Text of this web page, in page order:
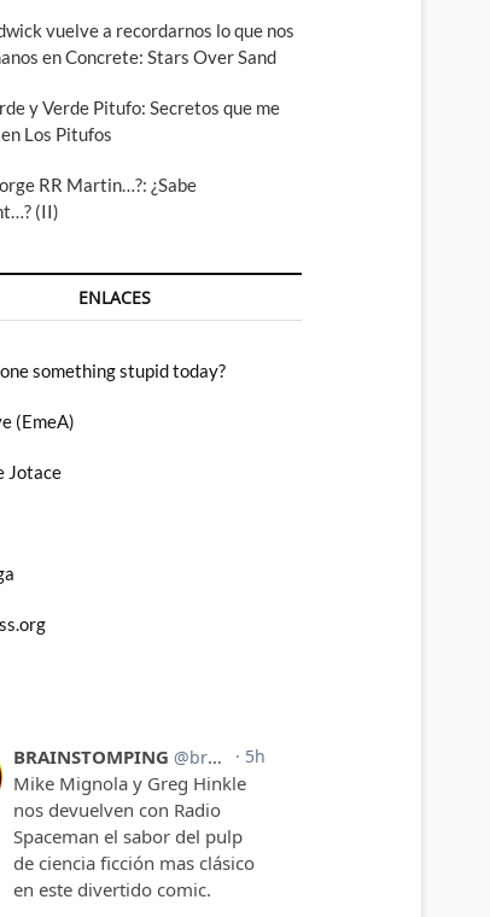
vuelve a recordarnos lo que nos
en Concrete: Stars Over Sand
y Verde Pitufo: Secretos que me
Los Pitufos
RR Martin…?: ¿Sabe
(II)
ENLACES
something stupid today?
(EmeA)
Jotace